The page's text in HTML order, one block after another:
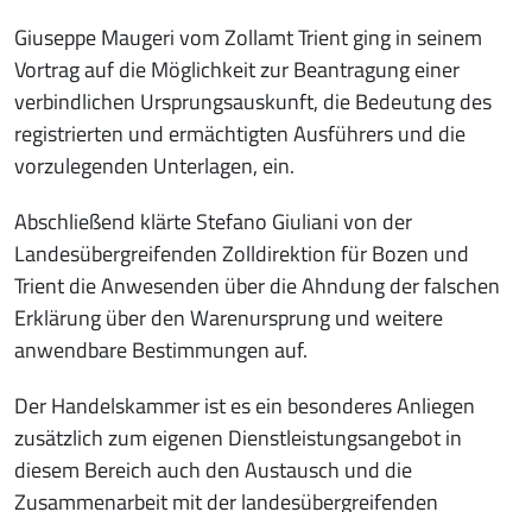
Giuseppe Maugeri vom Zollamt Trient ging in seinem
Vortrag auf die Möglichkeit zur Beantragung einer
verbindlichen Ursprungsauskunft, die Bedeutung des
registrierten und ermächtigten Ausführers und die
vorzulegenden Unterlagen, ein.
Abschließend klärte Stefano Giuliani von der
Landesübergreifenden Zolldirektion für Bozen und
Trient die Anwesenden über die Ahndung der falschen
Erklärung über den Warenursprung und weitere
anwendbare Bestimmungen auf.
Der Handelskammer ist es ein besonderes Anliegen
zusätzlich zum eigenen Dienstleistungsangebot in
diesem Bereich auch den Austausch und die
Zusammenarbeit mit der landesübergreifenden